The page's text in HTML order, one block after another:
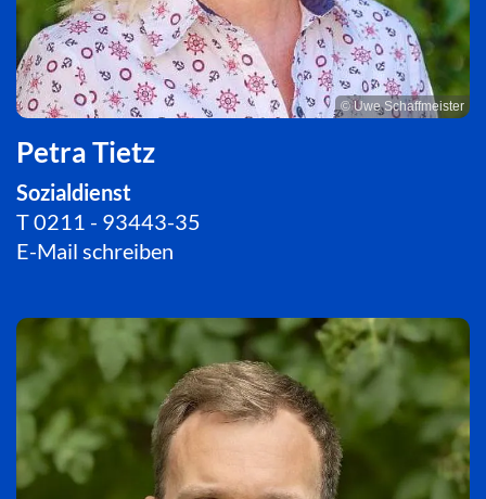
© Uwe Schaffmeister
Petra Tietz
Sozialdienst
T0211 - 93443-35
E-Mail schreiben